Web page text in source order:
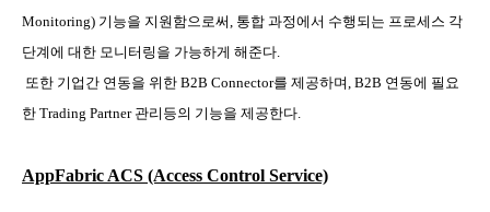
Monitoring) 기능을 지원함으로써 통합 과정에서 수행되는 프로세스 각
단계에 대한 모니터링을 가능하게 해준다
또한 기업간 연동을 위한 B2B Connector를 제공하며 , B2B 연동에 필요
한 Trading Partner 관리등의 기능을 제공한다
AppFabric ACS (Access Control Service)